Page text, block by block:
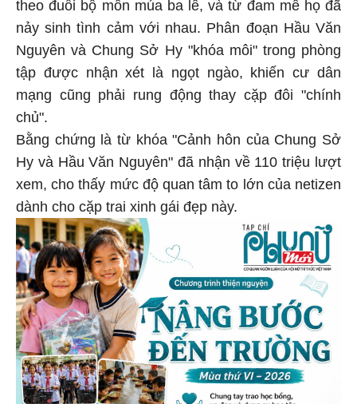
theo đuổi bộ môn múa ba lê, và từ đam mê họ đã
nảy sinh tình cảm với nhau. Phân đoạn Hầu Văn
Nguyên và Chung Sở Hy "khóa môi" trong phòng
tập được nhận xét là ngọt ngào, khiến cư dân
mạng cũng phải rung động thay cặp đôi "chính
chủ".
Bằng chứng là từ khóa "Cảnh hôn của Chung Sở
Hy và Hầu Văn Nguyên" đã nhận về 110 triệu lượt
xem, cho thấy mức độ quan tâm to lớn của netizen
dành cho cặp trai xinh gái đẹp này.